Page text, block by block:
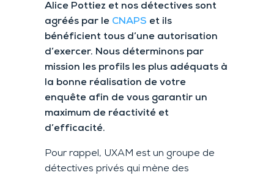
Alice Pottiez et nos détectives sont
agréés par le CNAPS et ils
bénéficient tous d’une autorisation
d’exercer. Nous déterminons par
mission les profils les plus adéquats à
la bonne réalisation de votre
enquête afin de vous garantir un
maximum de réactivité et
d’efficacité.
Pour rappel, UXAM est un groupe de
détectives privés qui mène des